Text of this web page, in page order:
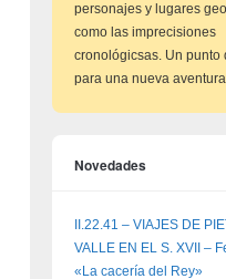
personajes y lugares
como las imprecisiones
cronológicsas. Un punto
para una nueva
Novedades
II.22.41 – VIAJES DE
VALLE EN EL S. XVII –
«La cacería del Rey»